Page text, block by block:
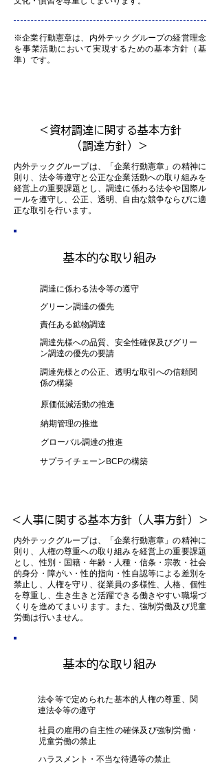
※企業行動憲章は、内外テックグループの経営理念
を事業活動において実現するための基本方針（基
準）です。
＜資材調達に関する基本方針
（調達方針）＞
内外テックグループは、「企業行動憲章」の精神に
則り、法令等遵守と公正な企業活動への取り組みを
経営上の重要課題とし、調達に係わる法令や国際ル
ールを遵守し、公正、透明、自由な競争ならびに適
正な取引を行います。
基本的な取り組み
調達に係わる法令等の遵守
グリーン調達の優先
責任ある鉱物調達
調達先様への品質、安全性確保及びグリー
ン調達の優先の要請
調達先様との公正、透明な取引への信頼関
係の構築
原価低減活動の推進
納期管理の推進
グローバル調達の推進
サプライチェーンBCPの構築
＜人事に関する基本方針（人事方針）＞
内外テックグループは、「企業行動憲章」の精神に
則り、人権の尊重への取り組みを経営上の重要課題
とし、性別・国籍・年齢・人種・信条・宗教・社会
的身分・障がい・性的指向・性自認等による差別を
禁止し、人権を守り、従業員の多様性、人格、個性
を尊重し、生き生きと活躍できる働きやすい職場づ
くりを進めてまいります。また、強制労働及び児童
労働は行いません。
基本的な取り組み
法令等で定められた基本的人権の尊重、関
連法令等の遵守
社員の雇用の自主性の確保及び強制労働・
児童労働の禁止
ハラスメント・不当な待遇等の禁止